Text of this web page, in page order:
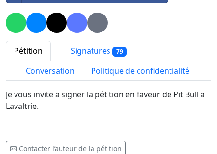
Pétition Signatures 79
Conversation Politique de confidentialité
Je vous invite a signer la pétition en faveur de Pit Bull a
Lavaltrie.
Contacter l’auteur de la pétition